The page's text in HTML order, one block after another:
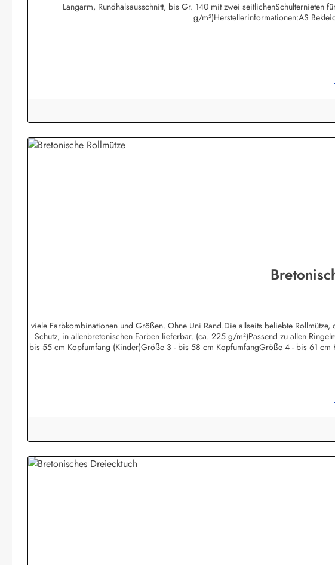
Langarm, Rundhalsausschnitt, bis Gr. 140 mit zwei seitlichenSchulternieten
g/m²)Herstellerinformationen:AS
viele Farbkombinationen und Größen. Ohne Uni Rand.Die allseits beliebte
Schutz, in allenbretonischen Farben lieferbar. (ca. 225 g/m²)Passend zu allen
bis 55 cm Kopfumfang (Kinder)Größe 3 - bis 58 cm KopfumfangGröße 4 - bis 61